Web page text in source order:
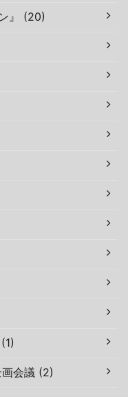
』 (20)
会議 (2)